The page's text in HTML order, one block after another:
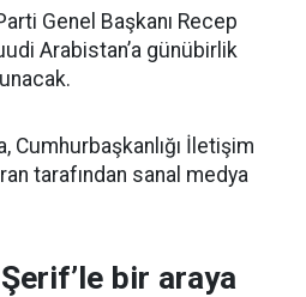
Genel Başkanı Recep
Arabistan’a günübirlik
Cumhurbaşkanlığı İletişim
tarafından sanal medya
bir araya